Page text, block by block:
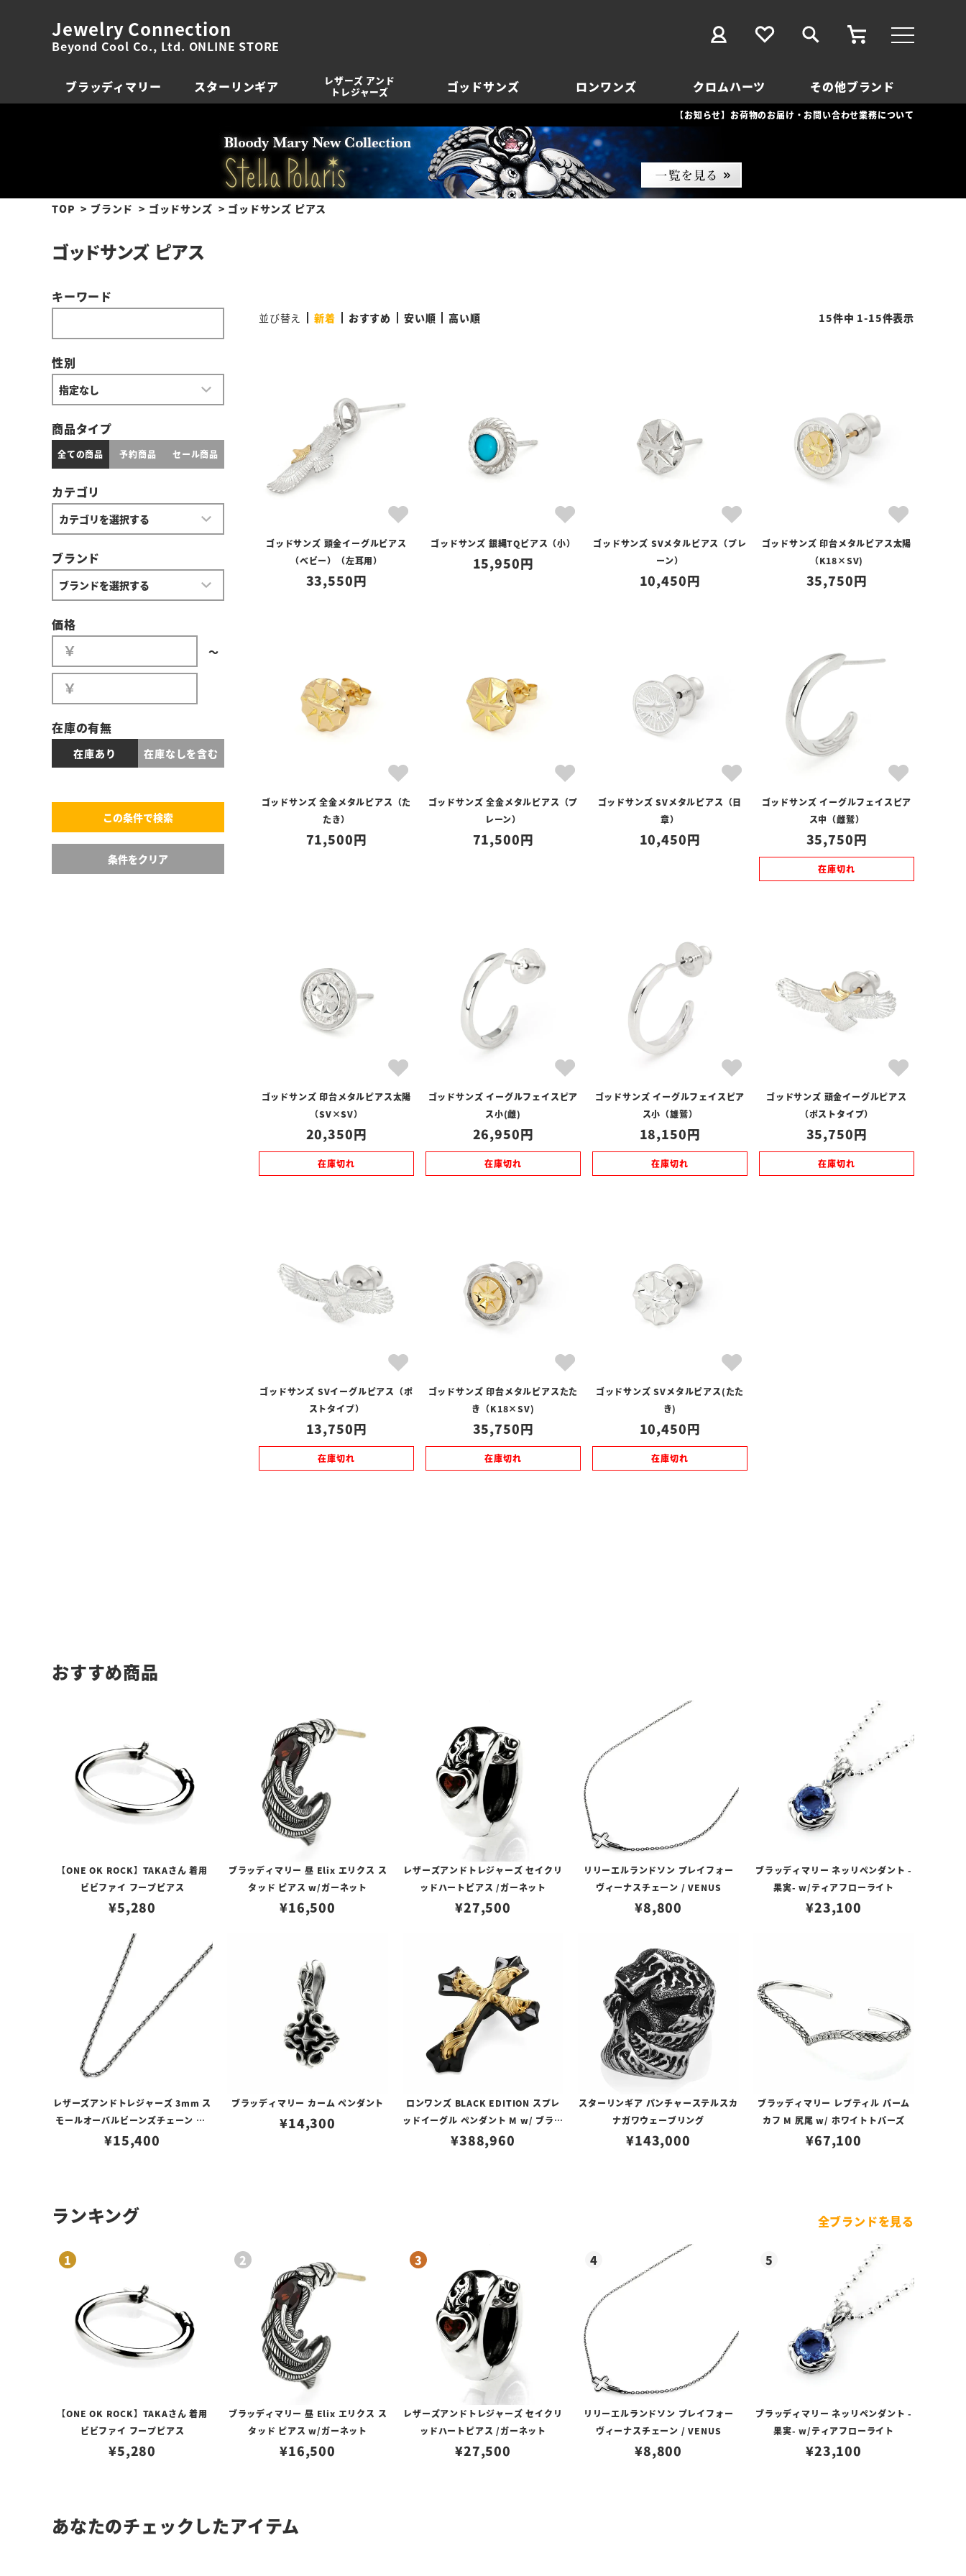
Jewelry Connection
Beyond Cool Co., Ltd. ONLINE STORE
ブラッディマリー スターリンギア
レザーズ アンド
トレジャーズ
ゴッドサンズ ロンワンズ クロムハーツ その他ブランド
【お知らせ】お荷物のお届け・お問い合わせ業務について
TOP ブランド ゴッドサンズ ゴッドサンズ ピアス
ゴッドサンズ ピアス
キーワード
性別
商品タイプ
全ての商品 予約商品 セール商品
カテゴリ
ブランド
価格
〜
在庫の有無
在庫あり 在庫なしを含む
並び替え 新着 おすすめ 安い順 高い順 15件中 1-15件表示
ゴッドサンズ 頭金イーグルピアス
（べビー）（左耳用）
33,550
ゴッドサンズ 銀縄TQピアス（小）
15,950
ゴッドサンズ SVメタルピアス（プレ
ーン）
10,450
ゴッドサンズ 印台メタルピアス太陽
（K18×SV)
35,750
ゴッドサンズ 全金メタルピアス（た
たき）
71,500
ゴッドサンズ 全金メタルピアス（プ
レーン）
71,500
ゴッドサンズ SVメタルピアス（日
章）
10,450
ゴッドサンズ イーグルフェイスピア
ス中（雌鷲）
35,750
在庫切れ
ゴッドサンズ 印台メタルピアス太陽
（SV×SV）
20,350
在庫切れ
ゴッドサンズ イーグルフェイスピア
ス小(雌)
26,950
在庫切れ
ゴッドサンズ イーグルフェイスピア
ス小（雄鷲）
18,150
在庫切れ
ゴッドサンズ 頭金イーグルピアス
（ポストタイプ）
35,750
在庫切れ
ゴッドサンズ SVイーグルピアス（ポ
ストタイプ）
13,750
在庫切れ
ゴッドサンズ 印台メタルピアスたた
き（K18×SV)
35,750
在庫切れ
ゴッドサンズ SVメタルピアス(たた
き)
10,450
在庫切れ
おすすめ商品
【ONE OK ROCK】TAKAさん 着用
ビビファイ フープピアス
¥5,280
ブラッディマリー 昼 Elix エリクス ス
タッド ピアス w/ガーネット
¥16,500
レザーズアンドトレジャーズ セイクリ
ッドハートピアス /ガーネット
¥27,500
リリーエルランドソン プレイフォー
ヴィーナスチェーン / VENUS
¥8,800
ブラッディマリー ネッリペンダント -
果実- w/ティアフローライト
¥23,100
レザーズアンドトレジャーズ 3mm ス
モールオーバルビーンズチェーン w/
ロブスタークラスプ＆LTロゴプレート
¥15,400
ブラッディマリー カーム ペンダント
¥14,300
ロンワンズ BLACK EDITION スプレ
ッドイーグル ペンダント M w/ ブラッ
クコーティング w/ K18イエローゴー
¥388,960
スターリンギア パンチャーステルスカ
ナガワウェーブリング
¥143,000
ブラッディマリー レプティル パーム
カフ M 尻尾 w/ ホワイトトパーズ
¥67,100
ランキング 全ブランドを見る
【ONE OK ROCK】TAKAさん 着用
ビビファイ フープピアス
¥5,280
ブラッディマリー 昼 Elix エリクス ス
タッド ピアス w/ガーネット
¥16,500
レザーズアンドトレジャーズ セイクリ
ッドハートピアス /ガーネット
¥27,500
リリーエルランドソン プレイフォー
ヴィーナスチェーン / VENUS
¥8,800
ブラッディマリー ネッリペンダント -
果実- w/ティアフローライト
¥23,100
あなたのチェックしたアイテム